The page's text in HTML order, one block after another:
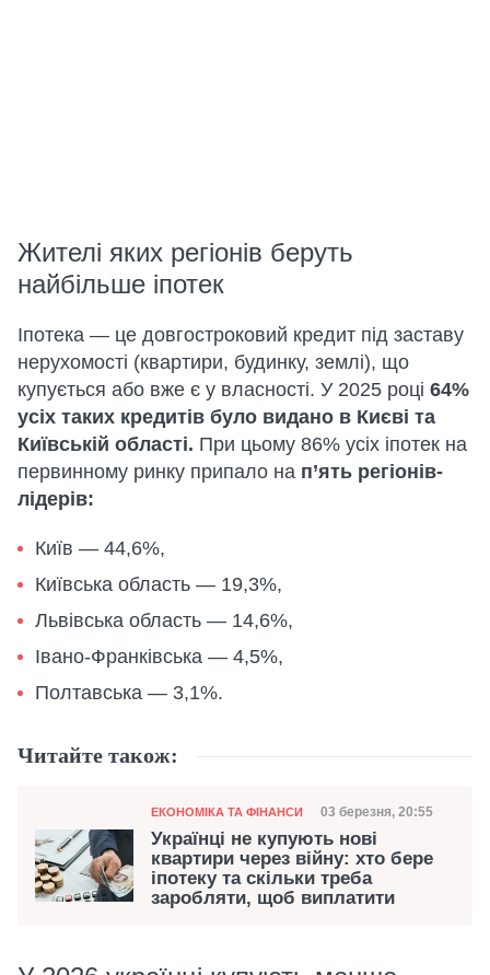
Жителі яких регіонів беруть
найбільше іпотек
Іпотека — це довгостроковий кредит під заставу
нерухомості (квартири, будинку, землі), що
купується або вже є у власності. У 2025 році 64%
усіх таких кредитів було видано в Києві та
Київській області. При цьому 86% усіх іпотек на
первинному ринку припало на п’ять регіонів-
лідерів:
Київ — 44,6%,
Київська область — 19,3%,
Львівська область — 14,6%,
Івано-Франківська — 4,5%,
Полтавська — 3,1%.
Читайте також:
Категорія
ЕКОНОМІКА ТА ФІНАНСИ Дата публікації
03 березня, 20:55
Українці не купують нові
квартири через війну: хто бере
іпотеку та скільки треба
заробляти, щоб виплатити